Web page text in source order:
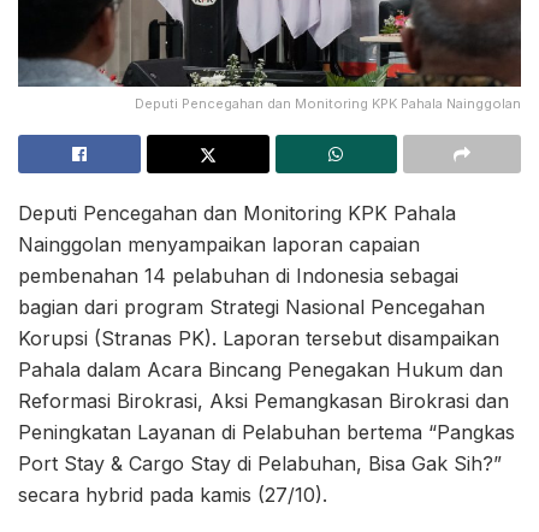
Deputi Pencegahan dan Monitoring KPK Pahala Nainggolan
Deputi Pencegahan dan Monitoring KPK Pahala
Nainggolan menyampaikan laporan capaian
pembenahan 14 pelabuhan di Indonesia sebagai
bagian dari program Strategi Nasional Pencegahan
Korupsi (Stranas PK). Laporan tersebut disampaikan
Pahala dalam Acara Bincang Penegakan Hukum dan
Reformasi Birokrasi, Aksi Pemangkasan Birokrasi dan
Peningkatan Layanan di Pelabuhan bertema “Pangkas
Port Stay & Cargo Stay di Pelabuhan, Bisa Gak Sih?”
secara hybrid pada kamis (27/10).